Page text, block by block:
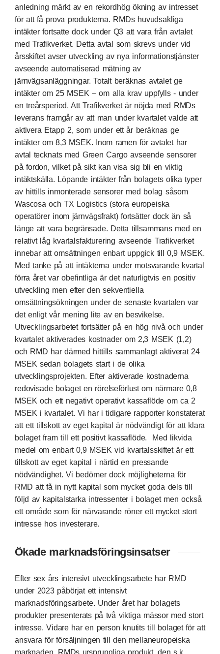
anledning märkt av en rekordhög ökning av intresset
för att få prova produkterna. RMDs huvudsakliga
intäkter fortsatte dock under Q3 att vara från avtalet
med Trafikverket. Detta avtal som skrevs under vid
årsskiftet avser utveckling av nya informationstjänster
avseende automatiserad mätning av
järnvägsanläggningar. Totalt beräknas avtalet ge
intäkter om 25 MSEK – om alla krav uppfylls - under
en treårsperiod. Att Trafikverket är nöjda med RMDs
leverans framgår av att man under kvartalet valde att
aktivera Etapp 2, som under ett år beräknas ge
intäkter om 8,3 MSEK. Inom ramen för avtalet har
avtal tecknats med Green Cargo avseende sensorer
på fordon, vilket på sikt kan visa sig bli en viktig
intäktskälla. Löpande intäkter från bolagets olika typer
av hittills inmonterade sensorer med bolag såsom
Wascosa och TX Logistics (stora europeiska
operatörer inom järnvägsfrakt) fortsätter dock än så
länge att vara begränsade. Detta tillsammans med en
relativt låg kvartalsfakturering avseende Trafikverket
innebar att omsättningen enbart uppgick till 0,9 MSEK.
Med tanke på att intäkterna under motsvarande kvartal
förra året var obefintliga är det naturligtvis en positiv
utveckling men efter den sekventiella
omsättningsökningen under de senaste kvartalen var
det enligt vår mening lite av en besvikelse.
Utvecklingsarbetet fortsätter på en hög nivå och under
kvartalet aktiverades kostnader om 2,3 MSEK (1,2)
och RMD har därmed hittills sammanlagt aktiverat 24
MSEK sedan bolagets start i de olika
utvecklingsprojekten. Efter aktiverade kostnaderna
redovisade bolaget en rörelseförlust om närmare 0,8
MSEK och ett negativt operativt kassaflöde om ca 2
MSEK i kvartalet. Vi har i tidigare rapporter konstaterat
att ett tillskott av eget kapital är nödvändigt för att klara
bolaget fram till ett positivt kassaflöde. Med likvida
medel om enbart 0,9 MSEK vid kvartalsskiftet är ett
tillskott av eget kapital i närtid en pressande
nödvändighet. Vi bedömer dock möjligheterna för
RMD att få in nytt kapital som mycket goda dels till
följd av kapitalstarka intressenter i bolaget men också
ett område som för närvarande röner ett mycket stort
intresse hos investerare.
Ökade marknadsföringsinsatser
Efter sex års intensivt utvecklingsarbete har RMD
under 2023 påbörjat ett intensivt
marknadsföringsarbete. Under året har bolagets
produkter presenterats på två viktiga mässor med stort
intresse. Vidare har en person knutits till bolaget för att
ansvara för försäljningen till den mellaneuropeiska